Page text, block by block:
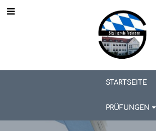
STARTSEITE
PRÜFUNGEN